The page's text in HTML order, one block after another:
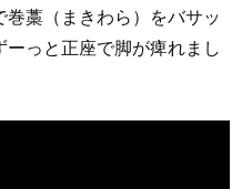
藁（まきわら）をバサッ
っと正座で脚が痺れまし